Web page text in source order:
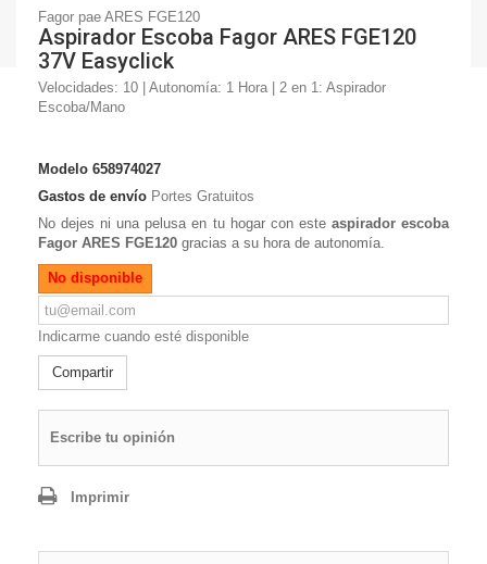
Fagor pae ARES FGE120
Aspirador Escoba Fagor ARES FGE120
37V Easyclick
Velocidades: 10 | Autonomía: 1 Hora | 2 en 1: Aspirador
Escoba/Mano
Modelo 658974027
Gastos de envío Portes Gratuitos
No dejes ni una pelusa en tu hogar con este aspirador escoba
Fagor ARES FGE120 gracias a su hora de autonomía.
No disponible
Indicarme cuando esté disponible
Compartir
Escribe tu opinión
Imprimir